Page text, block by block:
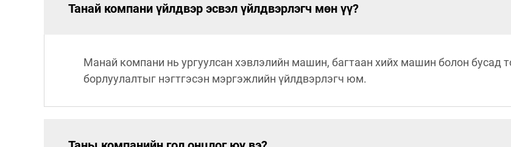
Танай компани үйлдвэр эсвэл үйлдвэрлэгч мөн үү?
Манай компани нь ургуулсан хэвлэлийн машин, багтаан хийх машин болон бусад
борлуулалтыг нэгтгэсэн мэргэжлийн үйлдвэрлэгч юм.